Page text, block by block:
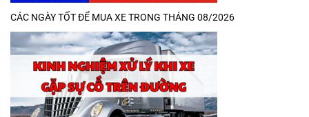
CÁC NGÀY TỐT ĐỂ MUA XE TRONG THÁNG 08/2026